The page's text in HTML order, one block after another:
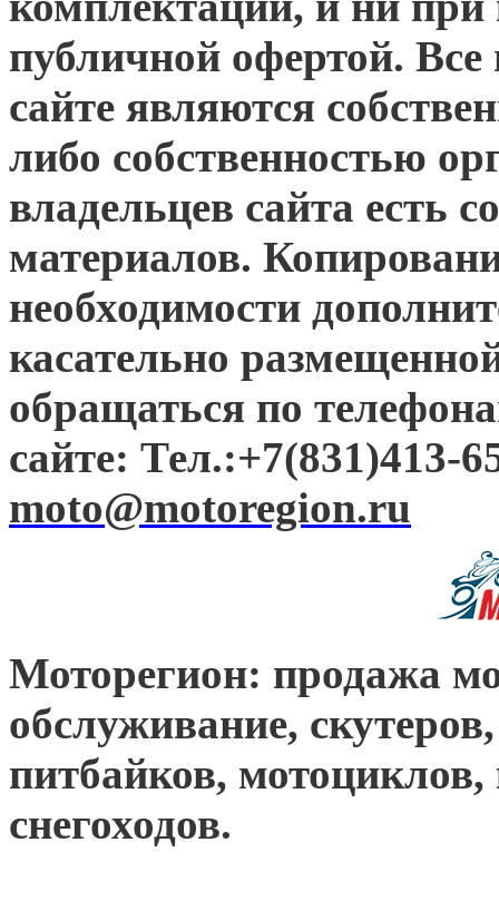
публичной офертой.
сайте являются
либо собственностью
владельцев сайта есть
материалов.
необходимости
касательно
обращаться по
сайте: Тел.:+7(831)413-
moto@motoregion.ru
Моторегион: продажа
обслуживание,
питбайков,
снегоходов.